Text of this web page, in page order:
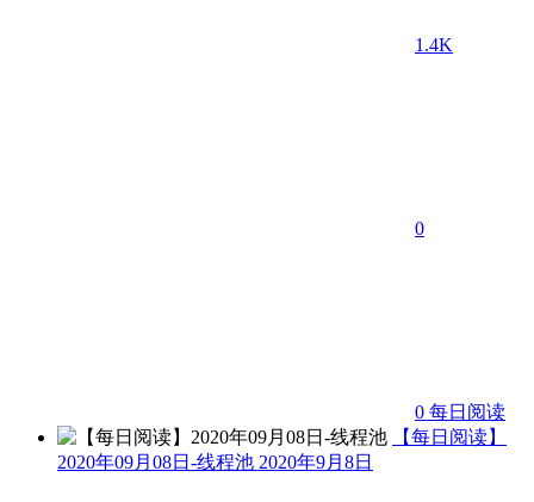
1.4K
0
0 每日阅读
【每日阅读】
2020年09月08日-线程池 2020年9月8日